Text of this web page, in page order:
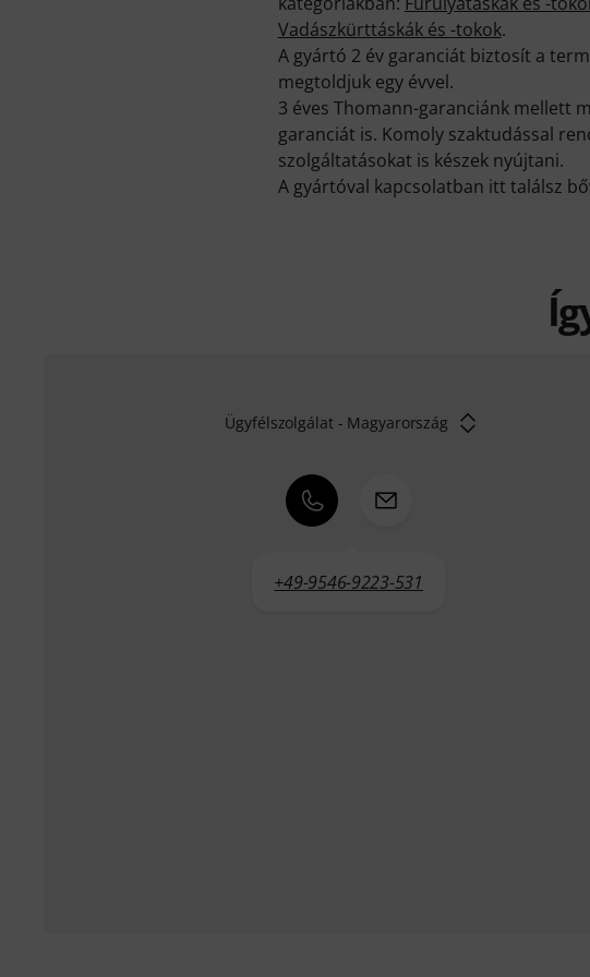
Vadászkürttáskák és -tokok.
A gyártó 2 év garanciát biztosít a
megtoldjuk egy évvel.
3 éves Thomann-garanciánk mellett
garanciát is. Komoly szaktudással
szolgáltatásokat is készek nyújtani.
A gyártóval kapcsolatban itt találsz
Ügyfélszolgálat - Magyarország
+49-9546-9223-531